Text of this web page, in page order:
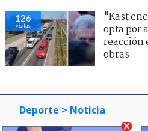
126
visitas
"Kast
opta por
reacción
obras
Deporte > Noticia